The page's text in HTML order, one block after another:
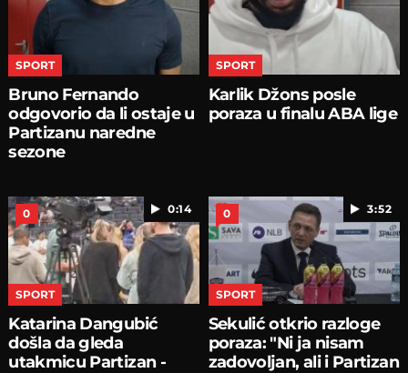
SPORT
Bruno Fernando
odgovorio da li ostaje u
Partizanu naredne
sezone
SPORT
Karlik Džons posle
poraza u finalu ABA lige
0:14
0
SPORT
Katarina Dangubić
došla da gleda
utakmicu Partizan -
3:52
0
SPORT
Sekulić otkrio razloge
poraza: "Ni ja nisam
zadovoljan, ali i Partizan